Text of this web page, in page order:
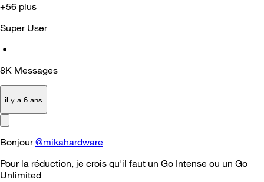
+56 plus
Super User
•
8K Messages
il y a 6 ans
Bonjour@mikahardware
Pour la réduction, je crois qu'il faut un Go Intense ou un Go
Unlimited